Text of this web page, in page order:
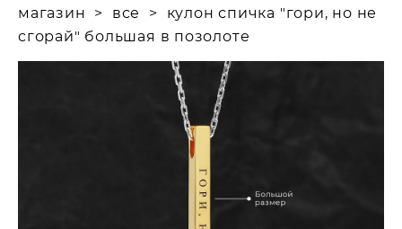
магазин > все >
кулон спичка "гори, но не
сгорай" большая в позолоте